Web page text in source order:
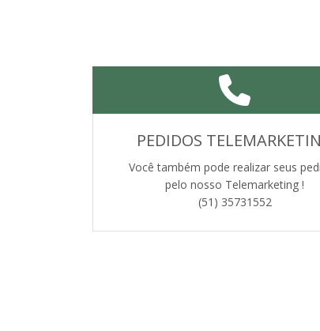
PEDIDOS
Você também pode realizar seus
pelo nosso Telemarketing !
(51) 35731552